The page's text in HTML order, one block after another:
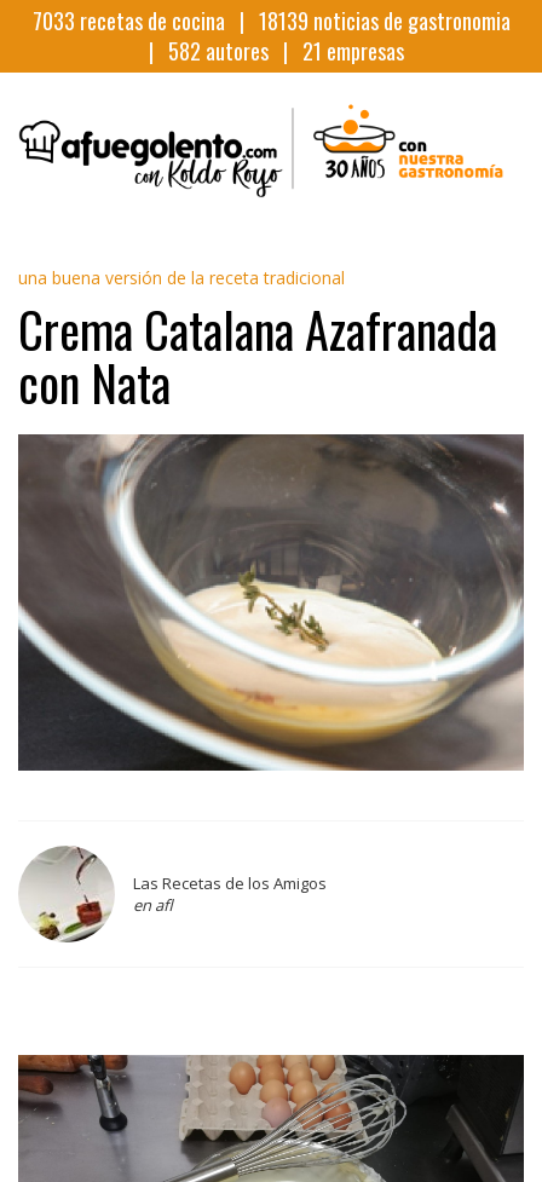
7033 recetas de cocina | 18139 noticias de gastronomia
| 582 autores | 21 empresas
una buena versión de la receta tradicional
Crema Catalana Azafranada
con Nata
Las Recetas de los Amigos
en afl